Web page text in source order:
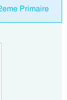
Primaire